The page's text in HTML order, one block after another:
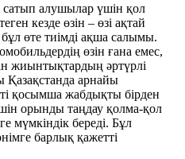
алушылар үшін қол
кезде өзін – өзі ақтай
өте тиімді ақша салымы.
өзін ғана емес,
жиынтықтардың әртүрлі
Қазақстанда арнайы
қосымша жабдықты бірден
орынды таңдау қолма-қол
мүмкіндік береді. Бұл
барлық қажетті